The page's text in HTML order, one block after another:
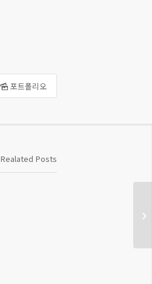
포트폴리오
Realated Posts